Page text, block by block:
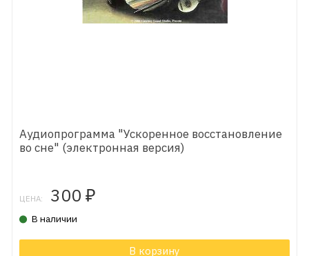
Аудиопрограмма "Ускоренное восстановление
во сне" (электронная версия)
ЦЕНА: 300 ₽
В наличии
В корзину